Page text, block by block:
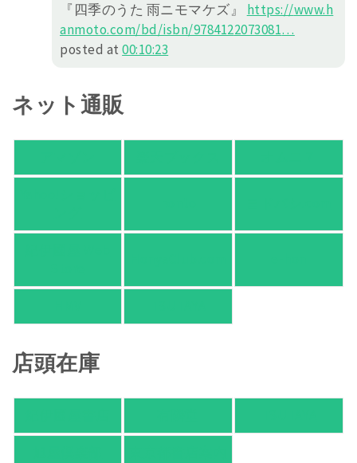
『四季のうた 雨ニモマケズ』 https://www.h
anmoto.com/bd/isbn/9784122073081…
posted at00:10:23
ネット通販
店頭在庫